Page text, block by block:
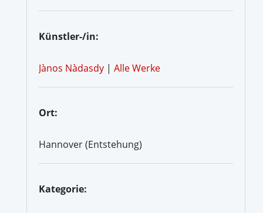
Künstler-/in:
Jànos Nàdasdy | Alle Werke
Ort:
Hannover (Entstehung)
Kategorie: